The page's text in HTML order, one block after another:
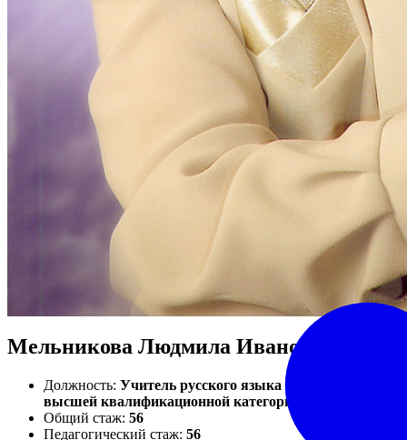
Мельникова Людмила Ивановна
Должность: Учитель русского языка и литературы
высшей квалификационной категории
Общий стаж: 56
Педагогический стаж: 56